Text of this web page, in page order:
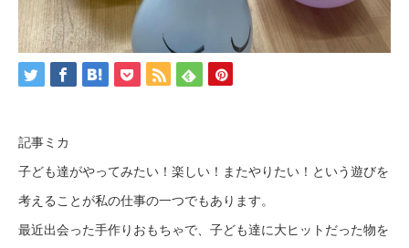
記事ミカ
子ども達がやってみたい！楽しい！またやりたい！という遊びを
考えることが私の仕事の一つでもあります。
最近出会った手作りおもちゃで、子ども達に大ヒットだった物を